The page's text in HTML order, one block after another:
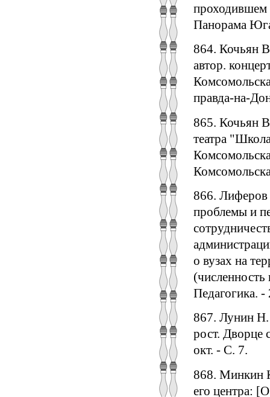
Панорама
864. Кочьян
автор.
правда-на-
865. Кочьян
театра
866. Лиферов
проблемы и
о вузах на
(численность
Педагогика.
867. Лунин Н.
рост.
окт. - С. 7.
868. Минкин
его центра: